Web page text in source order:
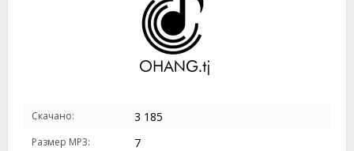
Скачано: 3 185
Размер MP3: 7